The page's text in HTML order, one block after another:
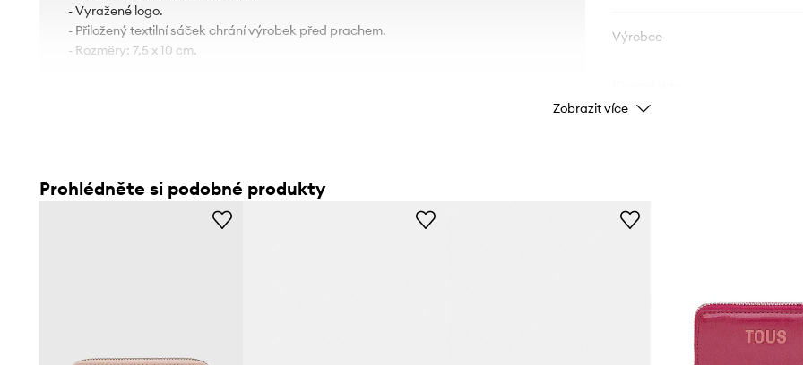
- Vyražené logo.
- Přiložený textilní sáček chrání výrobek před prachem.
- Rozměry: 7,5 x 10 cm.
Výrobce
Zobrazit více
Prohlédněte si podobné produkty